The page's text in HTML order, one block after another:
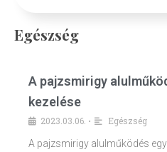
Egészség
A pajzsmirigy
kezelése
2023.03.06. •
Egészség
A pajzsmirigy alulműködés